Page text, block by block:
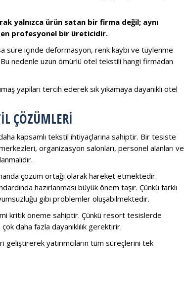
yalnızca ürün satan bir firma değil; aynı
profesyonel bir üreticidir.
süre içinde deformasyon, renk kaybı ve tüylenme
nedenle uzun ömürlü otel tekstili hangi firmadan
yapıları tercih ederek sık yıkamaya dayanıklı otel
ÇÖZÜMLERI
kapsamlı tekstil ihtiyaçlarına sahiptir. Bir tesiste
organizasyon salonları, personel alanları ve
çözüm ortağı olarak hareket etmektedir.
hazırlanması büyük önem taşır. Çünkü farklı
gibi problemler oluşabilmektedir.
kritik öneme sahiptir. Çünkü resort tesislerde
daha fazla dayanıklılık gerektirir.
yatırımcıların tüm süreçlerini tek